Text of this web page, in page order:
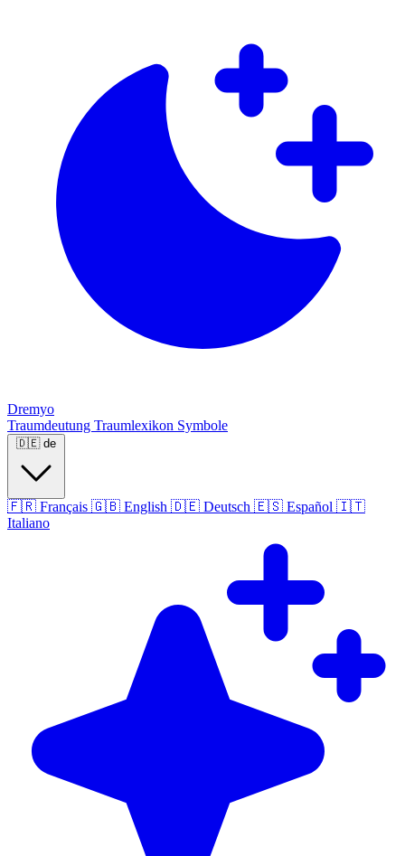
Dremyo
Traumdeutung Traumlexikon Symbole
🇩🇪 de
🇫🇷 Français 🇬🇧 English 🇩🇪 Deutsch 🇪🇸 Español 🇮🇹
Italiano